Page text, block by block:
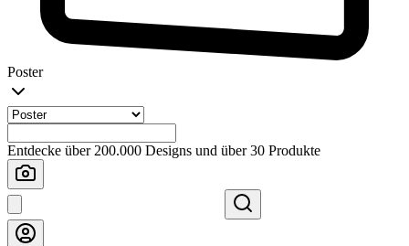
Poster
Entdecke über 200.000 Designs und über 30 Produkte